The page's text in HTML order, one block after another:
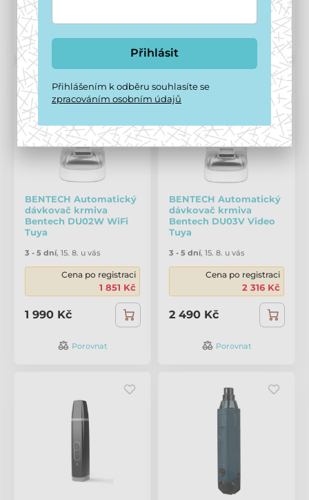
2 020 Kč
Porovnat Porovnat
BENTECH Automatický
dávkovač krmiva
Bentech DU02W WiFi
Tuya
3 - 5 dní, 15. 8. u vás
Cena po registraci
1 851 Kč
1 990 Kč
Porovnat
BENTECH Automatický
dávkovač krmiva
Bentech DU03V Video
Tuya
3 - 5 dní, 15. 8. u vás
Cena po registraci
2 316 Kč
2 490 Kč
Porovnat
Přihlásit
Přihlášením k odběru souhlasíte se
zpracováním osobním údajů